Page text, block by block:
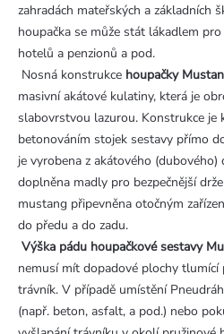
zahradách mateřských a základních
houpačka se může stát lákadlem
hotelů a penzionů a pod.
Nosná konstrukce houpačky
masivní akátové kulatiny, která je
slabovrstvou lazurou. Konstrukce je
betonováním stojek sestavy přímo
je vyrobena z akátového
doplněna madly pro bezpečnější
mustang připevněna otočným
do předu a do zadu.
Výška pádu houpačkové sestavy
nemusí mít dopadové plochy tlumící
trávník. V případě umístění
(např. beton, asfalt, a pod.) nebo